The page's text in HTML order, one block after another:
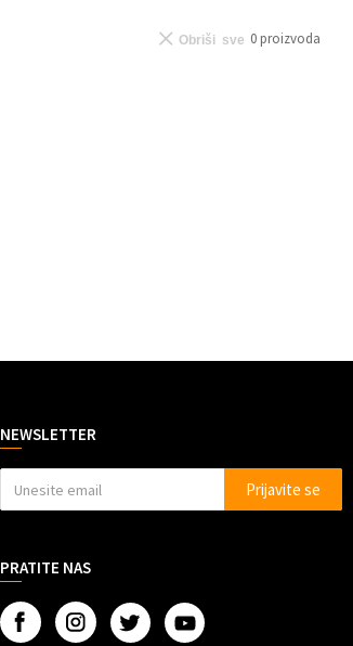
0 proizvoda
Obriši sve
NEWSLETTER
Prijavite se
PRATITE NAS